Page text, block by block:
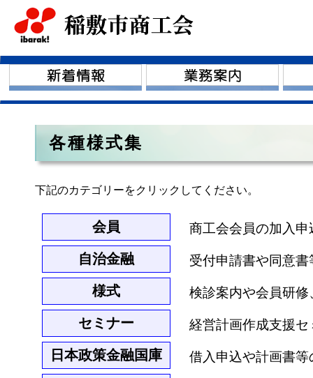
各種様式集
下記のカテゴリーをクリックしてください。
会員 商工会会員の加入申
自治金融 受付申請書や同意
様式 検診案内や会員研
セミナー 経営計画作成支援
日本政策金融国庫 借入申込や計画書